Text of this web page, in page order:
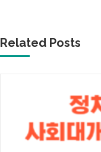
Related Posts